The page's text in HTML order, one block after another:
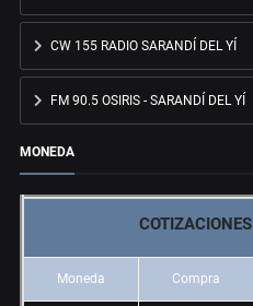
CW 155 RADIO SARANDÍ DEL YÍ
FM 90.5 OSIRIS - SARANDÍ DEL YÍ
MONEDA
COTIZACIONES
Moneda Compra